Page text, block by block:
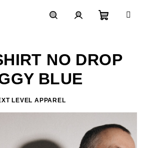
košík
NO DROP
BLUE
LEVEL APPAREL